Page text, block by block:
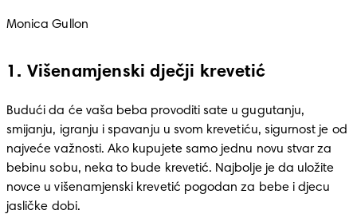
Monica Gullon
1. Višenamjenski dječji krevetić
Budući da će vaša beba provoditi sate u gugutanju,
smijanju, igranju i spavanju u svom krevetiću, sigurnost je od
najveće važnosti. Ako kupujete samo jednu novu stvar za
bebinu sobu, neka to bude krevetić. Najbolje je da uložite
novce u višenamjenski krevetić pogodan za bebe i djecu
jasličke dobi.